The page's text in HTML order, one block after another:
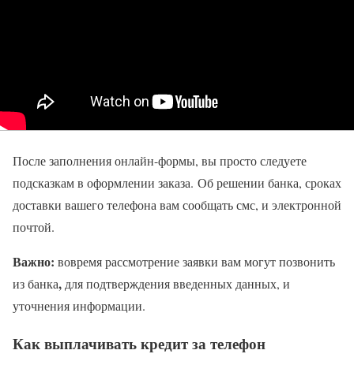
После заполнения онлайн-формы, вы просто следуете
подсказкам в оформлении заказа. Об решении банка, сроках
доставки вашего телефона вам сообщать смс, и электронной
почтой.
Важно: вовремя рассмотрение заявки вам могут позвонить
из банка, для подтверждения введенных данных, и
уточнения информации.
Как выплачивать кредит за телефон